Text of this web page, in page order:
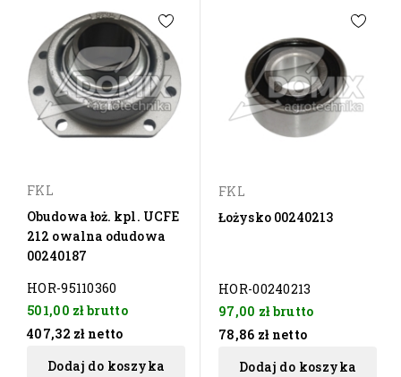
FKL
Obudowa łoż. kpl. UCFE
212 owalna odudowa
00240187
HOR-95110360
501,00 złbrutto
407,32 zł netto
Dodaj do koszyka
FKL
Łożysko 00240213
HOR-00240213
97,00 złbrutto
78,86 zł netto
Dodaj do koszyka